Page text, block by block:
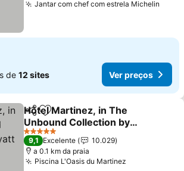
Jantar com chef com estrela Michelin
de 12 sites Ver preços
PartilharAdicionar aos favoritos
Hôtel Martinez, in The
Unbound Collection by
Hyatt
5 Estrelas
9,1 Excelente
10.029
a 0.1 km da praia
Piscina L'Oasis du Martinez